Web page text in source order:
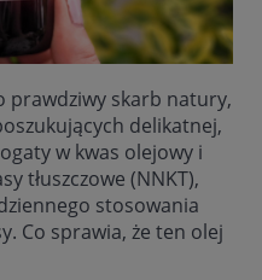
prawdziwy skarb natury,
delikatnej,
w kwas olejowy i
tłuszczowe (NNKT),
stosowania
Co sprawia, że ten olej